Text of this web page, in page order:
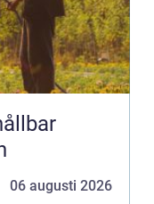
06 augusti 2026